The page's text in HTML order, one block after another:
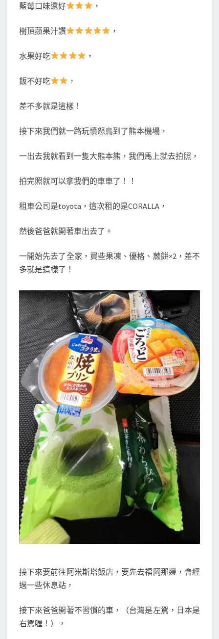
藍莓口味還好 ，
樹頂蘋果汁讚 ，
水果好吃 ，
飯不好吃 ，
差不多就是這樣！
接下來我們就一路玩憤怒鳥到了熊本機場，
一出去我就看到一隻大熊本熊，我們馬上就去拍照，
拍完照就可以拿我們的車車了！！
租車公司是toyota，這次租的是CORALLA，
然後爸爸就開著車出去了。
一開始先去了全家，買些果凍、優格、蕨餅×2，差不
多就是這樣了！
接下來要前往阿米斯塔飯店，要先去福岡那邊，會經
過一些休息站，
接下來爸爸開著不習慣的車，（台灣是左駕，日本是
右駕喔！），